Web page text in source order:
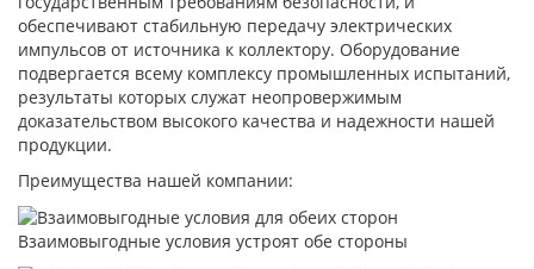
обеспечивают стабильную передачу электрических
импульсов от источника к коллектору. Оборудование
подвергается всему комплексу промышленных испытаний,
результаты которых служат неопровержимым
доказательством высокого качества и надежности нашей
продукции.
Преимущества нашей компании:
Взаимовыгодные условия устроят обе стороны